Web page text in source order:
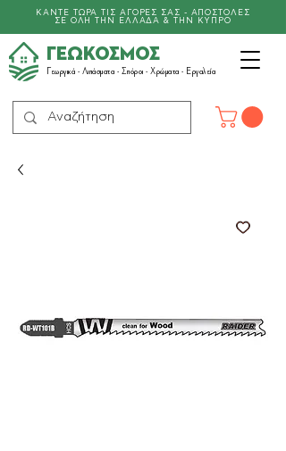
ΚΑΝΤΕ ΤΩΡΑ ΤΙΣ ΑΓΟΡΕΣ ΣΑΣ - ΑΠΟΣΤΟΛΕΣ
ΣΕ ΟΛΗ ΤΗΝ ΕΛΛΑΔΑ & ΤΗΝ ΚΥΠΡΟ
ΓΕΩΚΟΣΜΟΣ
Γεωργικά - Λιπάσματα - Σπόροι - Χρώματα - Εργαλεία